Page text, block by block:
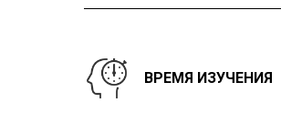
ВРЕМЯ ИЗУЧЕНИЯ